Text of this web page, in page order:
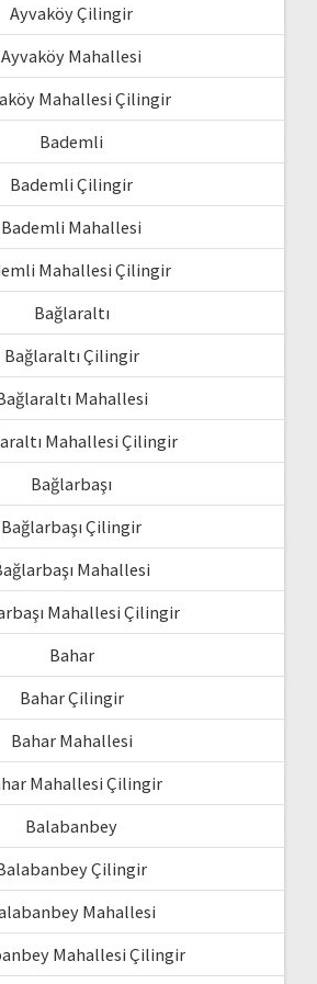
Ayvaköy Çilingir
Ayvaköy Mahallesi
Mahallesi Çilingir
Bademli
Bademli Çilingir
Bademli Mahallesi
Mahallesi Çilingir
Bağlaraltı
Bağlaraltı Çilingir
Mahallesi
Mahallesi Çilingir
Bağlarbaşı
Bağlarbaşı Çilingir
Mahallesi
Mahallesi Çilingir
Bahar
Bahar Çilingir
Bahar Mahallesi
Mahallesi Çilingir
Balabanbey
Çilingir
Mahallesi
Mahallesi Çilingir